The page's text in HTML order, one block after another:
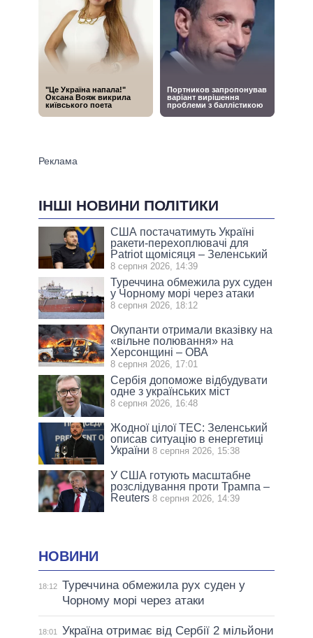
ІНШІ НОВИНИ ПОЛІТИКИ
США постачатимуть Україні
ракети-перехоплювачі для
Patriot щомісяця – Зеленський
8 серпня 2026, 14:39
Туреччина обмежила рух суден
у Чорному морі через атаки
8 серпня 2026, 18:12
Окупанти отримали вказівку на
«вільне полювання» на
Херсонщині – ОВА
8 серпня 2026, 17:01
Сербія допоможе відбудувати
одне з українських міст
8 серпня 2026, 16:48
Жодної цілої ТЕС: Зеленський
описав ситуацію в енергетиці
України 8 серпня 2026, 15:38
У США готують масштабне
розслідування проти Трампа –
Reuters 8 серпня 2026, 14:39
НОВИНИ
18:12 Туреччина обмежила рух суден у
Чорному морі через атаки
18:01
Україна отримає від Сербії 2 мільйони